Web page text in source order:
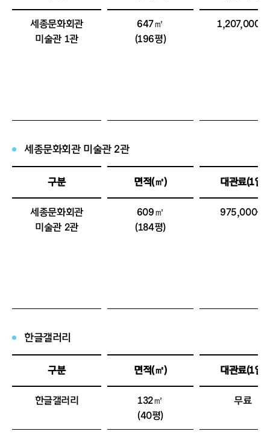
세종문화회관
미술관 1관
647㎡
(196평)
1,207,000원
세종문화회관 미술관 2관
구분 면적(㎡) 대관료(1일)
세종문화회관
미술관 2관
609㎡
(184평)
975,000원
한글갤러리
구분 면적(㎡) 대관료(1일)
한글갤러리
132㎡
(40평)
무료